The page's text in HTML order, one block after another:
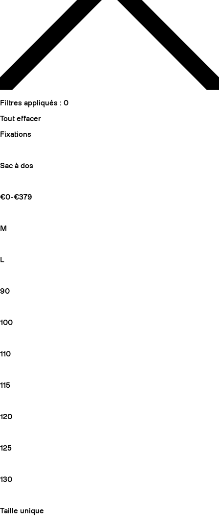
Filtres appliqués : 0
Tout effacer
Fixations
Sac à dos
€0-€379
M
L
90
100
110
115
120
125
130
Taille unique